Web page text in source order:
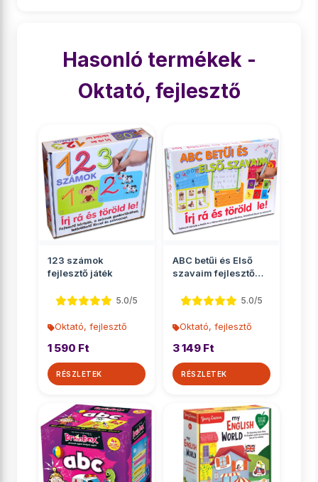
Hasonló termékek -
Oktató, fejlesztő
123 számok
fejlesztő játék
5.0/5
Oktató, fejlesztő
1 590 Ft
RÉSZLETEK
ABC betűi és Első
szavaim fejlesztő
5.0/5
Oktató, fejlesztő
3 149 Ft
RÉSZLETEK